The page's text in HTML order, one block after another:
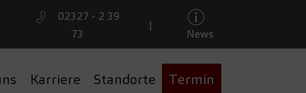
02327 - 2 39
73
|
News
Karriere Standorte Termin